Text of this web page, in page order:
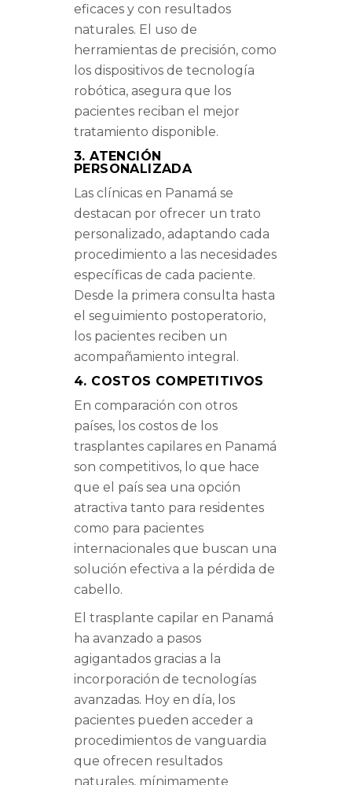
eficaces y con resultados
naturales. El uso de
herramientas de precisión, como
los dispositivos de tecnología
robótica, asegura que los
pacientes reciban el mejor
tratamiento disponible.
3. ATENCIÓN
PERSONALIZADA
Las clínicas en Panamá se
destacan por ofrecer un trato
personalizado, adaptando cada
procedimiento a las necesidades
específicas de cada paciente.
Desde la primera consulta hasta
el seguimiento postoperatorio,
los pacientes reciben un
acompañamiento integral.
4. COSTOS COMPETITIVOS
En comparación con otros
países, los costos de los
trasplantes capilares en Panamá
son competitivos, lo que hace
que el país sea una opción
atractiva tanto para residentes
como para pacientes
internacionales que buscan una
solución efectiva a la pérdida de
cabello.
El trasplante capilar en Panamá
ha avanzado a pasos
agigantados gracias a la
incorporación de tecnologías
avanzadas. Hoy en día, los
pacientes pueden acceder a
procedimientos de vanguardia
que ofrecen resultados
naturales, mínimamente